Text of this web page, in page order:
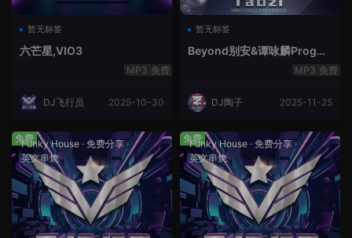
暂无标签
六芒星,VIO3
免费
DJ飞行员 2025-10-30
暂无标签
Beyond别安&谭咏麟ProgHo
免费
DJ陶子 2025-11-25
Funky House · 免费分享·
英文串烧
免费 Funky House · 免费分享·
英文串烧
免费